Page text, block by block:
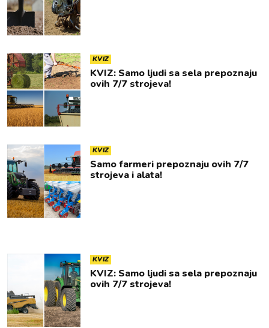
KVIZ
KVIZ: Samo ljudi sa sela prepoznaju
ovih 7/7 strojeva!
KVIZ
Samo farmeri prepoznaju ovih 7/7
strojeva i alata!
KVIZ
KVIZ: Samo ljudi sa sela prepoznaju
ovih 7/7 strojeva!